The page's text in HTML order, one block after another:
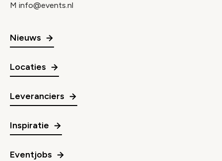
M info@events.nl
Nieuws
Locaties
Leveranciers
Inspiratie
Eventjobs